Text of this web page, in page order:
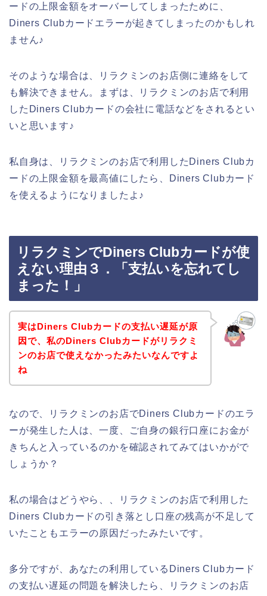
ードの上限金額をオーバーしてしまったために、
Diners Clubカードエラーが起きてしまったのかもしれ
ません♪
そのような場合は、リラクミンのお店側に連絡をして
も解決できません。まずは、リラクミンのお店で利用
したDiners Clubカードの会社に電話などをされるとい
いと思います♪
私自身は、リラクミンのお店で利用したDiners Clubカ
ードの上限金額を最高値にしたら、Diners Clubカード
を使えるようになりましたよ♪
リラクミンでDiners Clubカードが使
えない理由３．「支払いを忘れてし
まった！」
実はDiners Clubカードの支払い遅延が原
因で、私のDiners Clubカードがリラクミ
ンのお店で使えなかったみたいなんですよ
ね
なので、リラクミンのお店でDiners Clubカードのエラ
ーが発生した人は、一度、ご自身の銀行口座にお金が
きちんと入っているのかを確認されてみてはいかがで
しょうか？
私の場合はどうやら、、リラクミンのお店で利用した
Diners Clubカードの引き落とし口座の残高が不足して
いたこともエラーの原因だったみたいです。
多分ですが、あなたの利用しているDiners Clubカード
の支払い遅延の問題を解決したら、リラクミンのお店